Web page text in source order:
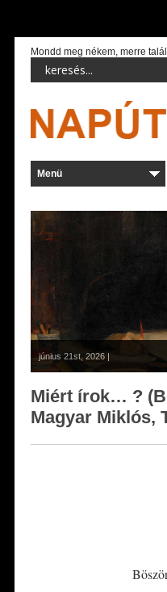
Mondd meg nékem, merre
június 21st, 2026 |
Miért írok… ?
Magyar Miklós,